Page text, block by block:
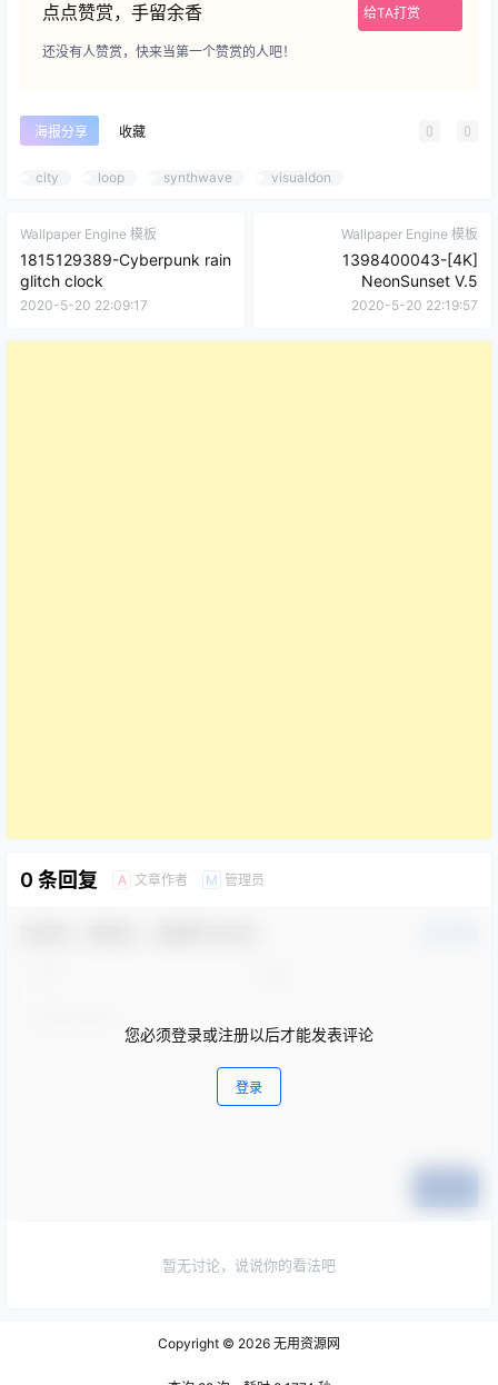
点点赞赏，手留余香 给TA打赏
还没有人赞赏，快来当第一个赞赏的人吧！
海报分享 收藏 0 0
city loop synthwave visualdon
Wallpaper Engine 模板
1815129389-Cyberpunk rain
glitch clock
2020-5-20 22:09:17
Wallpaper Engine 模板
1398400043-[4K]
NeonSunset V.5
2020-5-20 22:19:57
0 条回复 A 文章作者 M 管理员
您必须登录或注册以后才能发表评论
登录
暂无讨论，说说你的看法吧
Copyright © 2026 无用资源网